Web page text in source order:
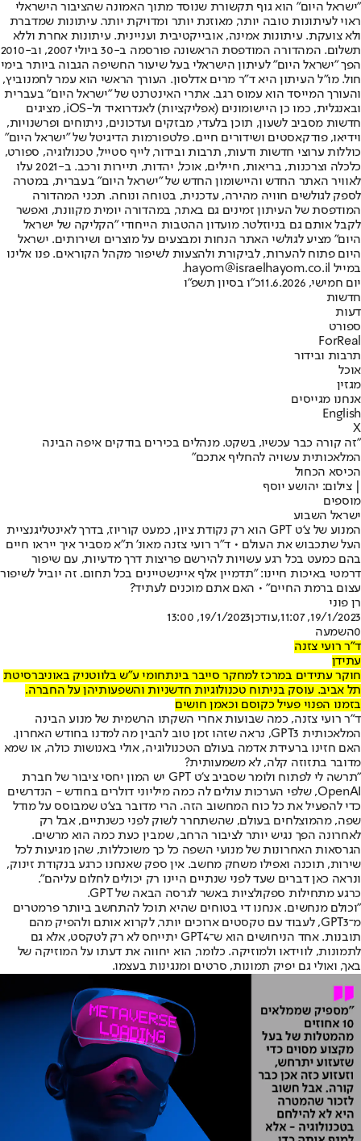
"ישראל היום" הוא גוף תקשורת שנוסד מתוך האמונה שהציבור הישראלי
ראוי לעיתונות טובה יותר, מאוזנת יותר ומדויקת יותר. עיתונות שמדברת
ולא צועקת. עיתונות אמינה, אובייקטיבית ועניינית. עיתונות אחרת וללא
תשלום. המהדורה המודפסת הראשונה פורסמה ב-30 ביולי 2007, וב-2010
הפך "ישראל היום" לעיתון הישראלי בעל שיעור החשיפה הגבוה ביותר בימי
חול. מו"ל העיתון היא ד"ר מרים אדלסון. העורך הראשי הוא עמר לחמנוביץ,
והעורך המייסד הוא עמוס רגב. אתרי האינטרנט של "ישראל היום" בעברית
ובאנגלית, כמו כן היישומונים (אפליקציות) לאנדרואיד ול-iOS, מציגים
חדשות מסביב לשעון, תוכן בלעדי, מבזקים ועדכונים, ניתוחים ופרשנויות,
וידיאו, פודקאסטים ושידורים חיים. פלטפורמות הדיגיטל של "ישראל היום"
כוללות ערוצי חדשות ודעות, תרבות ובידור, לייף סטייל, טכנולוגיה, ספורט,
כלכלה וצרכנות, בריאות, חיילים, אוכל, יהדות, תיירות ורכב. ב-2021 עלו
לאוויר האתר החדש והיישומון החדש של "ישראל היום" בעברית, במטרה
לספק לגולשים חוויה מהירה, עדכנית, בטוחה ונוחה. תכני המהדורה
המודפסת של העיתון זמינים גם באתר, במהדורה יומית מקוונת, ואפשר
לקבל אותם גם בניוזלטר. מועדון ההטבות הייחודי "הקליקה של ישראל
היום" מציע לגולשי האתר הנחות ומבצעים על מוצרים ושירותים. ישראל
היום פתוח להערות, לביקורת ולהצעות לשיפור מקהל הקוראים. פנו אלינו
במייל hayom@israelhayom.co.il.
יום חמישי, 11.6.2026
כ"ו בסיון תשפ"ו
חדשות
דעות
ספורט
ForReal
תרבות ובידור
אוכל
מגזין
אנחנו מגייסים
English
X
"זה קורה כבר עכשיו, בשקט. מנהלים בכירים בודקים איפה הבינה
המלאכותית עשויה להחליף אתכם"
הכיסא הכחול
| צילום: יהושע יוסף
מוספים
ישראל השבוע
המנוע של צ'ט GPT הוא רק נקודת ציון, כמעט קוריוז, בדרך לאינטליגנציית
העל שתכבוש את העולם • ד"ר רועי צזנה מאונ' ת"א מסביר איך ייראו חיים
בהם כמעט בכל רגע עשויות להירשם פריצות דרך מדעיות, עם שיפור
דרמטי באיכות חיינו: "תדמיין אלף איינשטיינים בכל תחום. זה יוביל לשיפור
עצום ברמת החיים" • האם אתם מוכנים לעתיד?
רן פוני
19/1/2023, 11:07
,עודכן19/1/2023, 13:00
0השמעה
ד"ר רועי צזנה
עתידן
חוקר עתידים במרכז למחקר סייבר בינתחומי ע"ש בלווטניק באוניברסיטת
תל אביב. עוסק בניתוח טכנולוגיות חדשניות והשפעותיהן על החברה.
בזמנו הפנוי פעיל כקוסם וכאמן חושים
ד"ר רועי צזנה, כמה שבועות אחרי השקתו הרשמית של מנוע הבינה
המלאכותית GPT3, נראה שזהו זמן טוב להבין מה למדנו בחודש האחרון.
האם חזינו ברעידת אדמה בעולם הטכנולוגיה, אולי באנושות כולה, או שמא
מדובר בתזוזה קלה, לא משמעותית?
"תרשה לי לפתוח ולומר שסביב צ'ט GPT יש המון יחסי ציבור של חברת
OpenAI, שלפי הערכות עולים לה כמה מיליוני דולרים בחודש - הנדרשים
כדי להפעיל את כל כוח המחשוב הזה. הרי מדובר בצ'ט שמבוסס על מודל
שפה, מהמוצלחים בעולם, שהשתחרר לשוק לפני כשנתיים, אבל רק
לאחרונה הפך נגיש יותר לציבור הרחב, שמבין כעת כמה הוא מרשים.
הגרסאות האחרונות של מנועי השפה כל כך משוכללות, שהן מגיעות לכל
שירות, תוכנה ואפילו משחק מחשב. אין ספק שאנחנו כרגע בנקודת זינוק,
ונראה כאן דברים שעד לפני שנתיים היינו רק יכולים לחלום עליהם".
כרגע מתחילות ספקולציות באשר לגרסה הבאה של GPT.
"וכולם מנחשים. אנחנו די בטוחים שהיא תוכל להתחשב ביותר פרמטרים
מ־GPT3, לעבוד עם טקסטים ארוכים יותר, לקרוא אותם ולהפיק מהם
תובנות. אחד הניחושים הוא ש־GPT4 יתייחס לא רק לטקסט, אלא גם
לתמונות, לווידאו ולמוזיקה. כלומר, הוא יחווה את דעתו על המוזיקה של
באך, ואולי גם יפיק תמונות, סרטים ומנגינות בעצמו.